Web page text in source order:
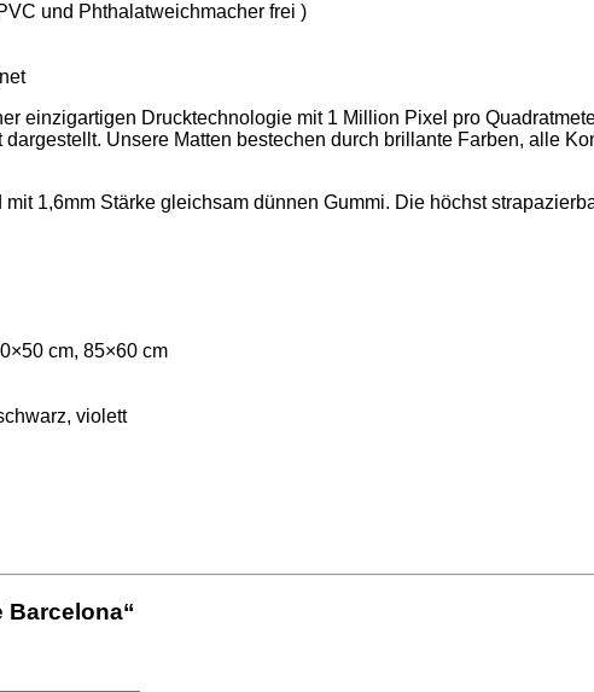
und Phthalatweichmacher frei )
einzigartigen Drucktechnologie mit 1 Million Pixel pro
Unsere Matten bestechen durch brillante Farben, alle
1,6mm Stärke gleichsam dünnen Gummi. Die höchst
cm, 85×60 cm
violett
Barcelona“